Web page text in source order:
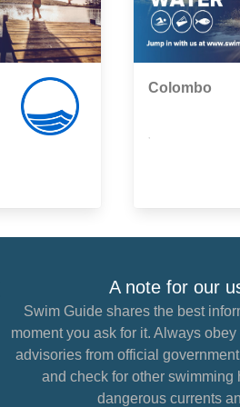
Colombo
A note for our
Swim Guide shares the best
moment you ask for it. Always
advisories from official
and check for other swimming
dangerous currents